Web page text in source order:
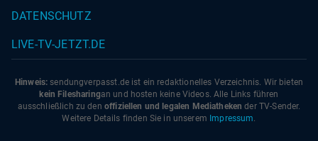
DATENSCHUTZ
LIVE-TV-JETZT.DE
Hinweis: sendungverpasst.de ist ein redaktionelles Verzeichnis. Wir bieten
kein Filesharingan und hosten keine Videos. Alle Links führen
ausschließlich zu den offiziellen und legalen Mediatheken der TV-Sender.
Weitere Details finden Sie in unserem Impressum.